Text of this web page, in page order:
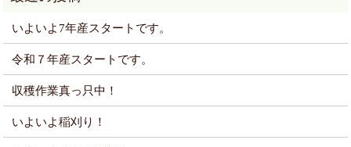
いよいよ7年産スタートです。
令和７年産スタートです。
収穫作業真っ只中！
いよいよ稲刈り！